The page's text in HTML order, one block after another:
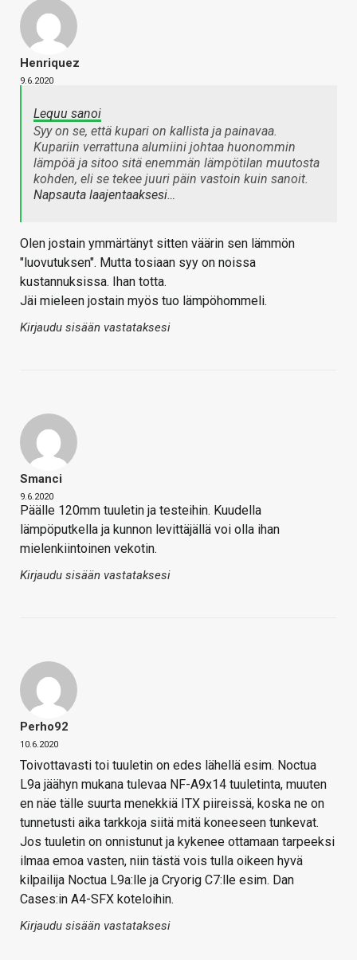
Henriquez
9.6.2020
Lequu sanoi
Syy on se, että kupari on kallista ja painavaa.
Kupariin verrattuna alumiini johtaa huonommin
lämpöä ja sitoo sitä enemmän lämpötilan muutosta
kohden, eli se tekee juuri päin vastoin kuin sanoit.
Napsauta laajentaaksesi…
Olen jostain ymmärtänyt sitten väärin sen lämmön
"luovutuksen". Mutta tosiaan syy on noissa
kustannuksissa. Ihan totta.
Jäi mieleen jostain myös tuo lämpöhommeli.
Kirjaudu sisään vastataksesi
Smanci
9.6.2020
Päälle 120mm tuuletin ja testeihin. Kuudella
lämpöputkella ja kunnon levittäjällä voi olla ihan
mielenkiintoinen vekotin.
Kirjaudu sisään vastataksesi
Perho92
10.6.2020
Toivottavasti toi tuuletin on edes lähellä esim. Noctua
L9a jäähyn mukana tulevaa NF-A9x14 tuuletinta, muuten
en näe tälle suurta menekkiä ITX piireissä, koska ne on
tunnetusti aika tarkkoja siitä mitä koneeseen tunkevat.
Jos tuuletin on onnistunut ja kykenee ottamaan tarpeeksi
ilmaa emoa vasten, niin tästä vois tulla oikeen hyvä
kilpailija Noctua L9a:lle ja Cryorig C7:lle esim. Dan
Cases:in A4-SFX koteloihin.
Kirjaudu sisään vastataksesi